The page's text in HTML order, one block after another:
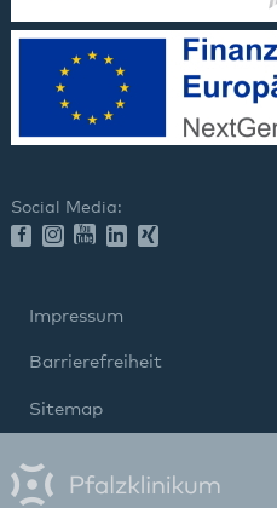
Social Media:
Impressum
Barrierefreiheit
Sitemap